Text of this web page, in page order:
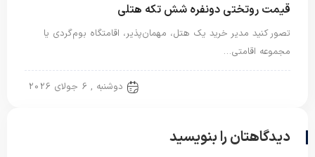
قیمت روتختی دونفره شش تکه هتلی
تصور کنید مدیر خرید یک هتل، مهمان‌پذیر، اقامتگاه بوم‌گردی یا
مجموعه اقامتی…
دوشنبه , 6 جولای 2026
دیدگاهتان را بنویسید